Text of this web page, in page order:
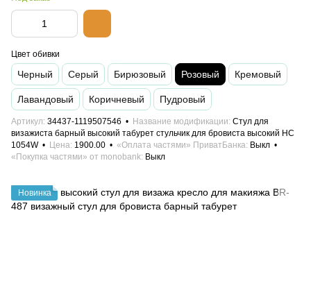
Цвет обивки
Черный Серый Бирюзовый Розовый Кремовый
Лавандовый Коричневый Пудровый
Артикул 34437-1119507546 Название модификации Стул для
визажиста барный высокий табурет стульчик для бровиста высокий HC
1054W
Цена 1900.00 «Оплата частями» ПриватБанка Выкл
«Покупка частями» от monobank Выкл
Новинка